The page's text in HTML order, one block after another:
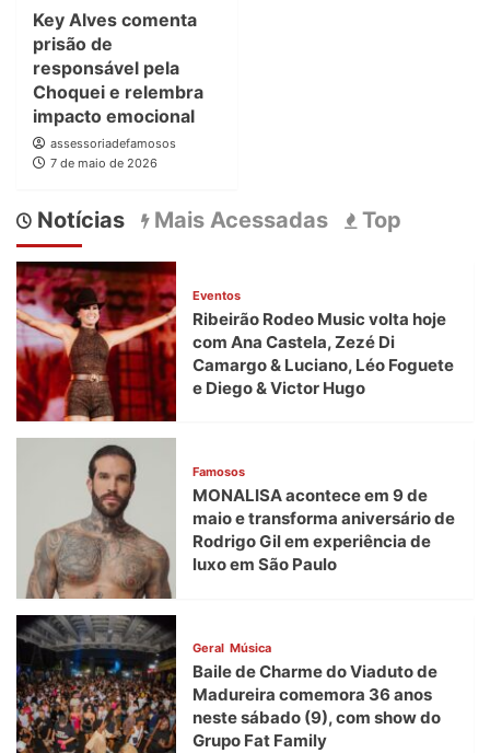
Key Alves comenta
prisão de
responsável pela
Choquei e relembra
impacto emocional
assessoriadefamosos
7 de maio de 2026
Notícias Mais Acessadas Top
Eventos
Ribeirão Rodeo Music volta hoje
com Ana Castela, Zezé Di
Camargo & Luciano, Léo Foguete
e Diego & Victor Hugo
Famosos
MONALISA acontece em 9 de
maio e transforma aniversário de
Rodrigo Gil em experiência de
luxo em São Paulo
Geral Música
Baile de Charme do Viaduto de
Madureira comemora 36 anos
neste sábado (9), com show do
Grupo Fat Family